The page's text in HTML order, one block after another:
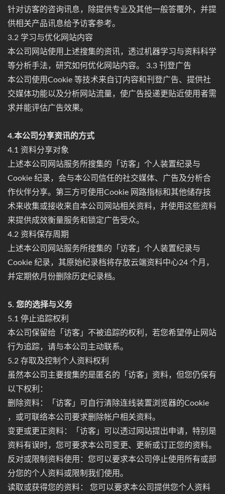
针对访客的咨询讯息，除提供专业及其他一般答覆外，并提
供相关产品讯息给予访客参考。
3.2 学习与优化网站内容
本公司网站使用上述搜集的资讯，透过机器学习与资料科学
等分析手法，研究如何优化网站内容。 3.3 刊登广告
本公司使用Cookie 等技术来自订内容和刊登广告、提供社
交媒体功能以及分析网站流量，使广告投递更贴近使用者需
求并能评估广告效果。
4.本公司分享资讯的方式
4.1 资料分享对象
上述本公司网站服务所搜集的「访客」个人装置纪录与
Cookie 纪录，会与本公司信任的社交媒体、广告及分析合
作伙伴分享。第三方可使用Cookie 网路指标和其他储存技
术来收集或接收来自本公司网站相关资料，并使用这些资料
来提供成效衡量服务和锁定广告受众。
4.2 资料保存周期
上述本公司网站服务所搜集的「访客」个人装置纪录与
Cookie 纪录，其原始纪录档将存放云端资料中心24 个月，
并定期依月份删除历史纪录档。
5. 您的选择与义务
5.1 停止追踪权利
本公司保留给「访客」不被追踪的权利，若您希望停止网站
行为追踪，请与本公司主动联系。
5.2 存取及控制个人资料权利
虽然本公司主要搜集的是匿名的「访客」资料，但您仍保有
以下权利：
删除资料：「访客」可自行清除连线装置浏览器的Cookie
，或可联络本公司要求删除帐户相关资料。
变更或更正资料：「访客」可以透过网站提出申请，特别是
资料有误时，您可要求本公司变更、更新或订正您的资料。
反对或限制资料使用：您可以要求本公司停止使用所有或部
分您的个人资料或限制我们使用。
读取或获得您的资料： 您可以要求本公司提供您个人资料